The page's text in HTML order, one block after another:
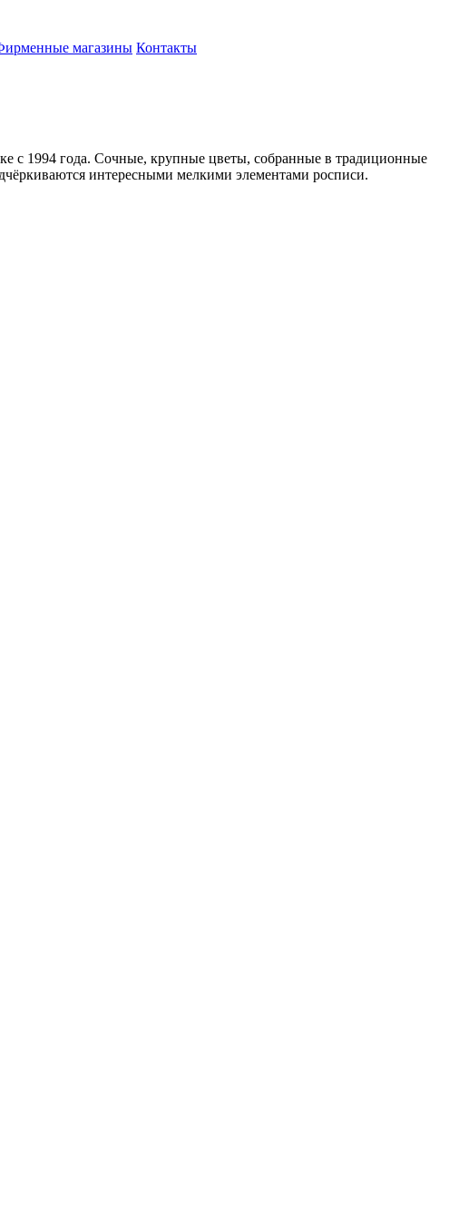
магазины Контакты
с 1994 года. Сочные, крупные цветы, собранные в традиционные
интересными мелкими элементами росписи.